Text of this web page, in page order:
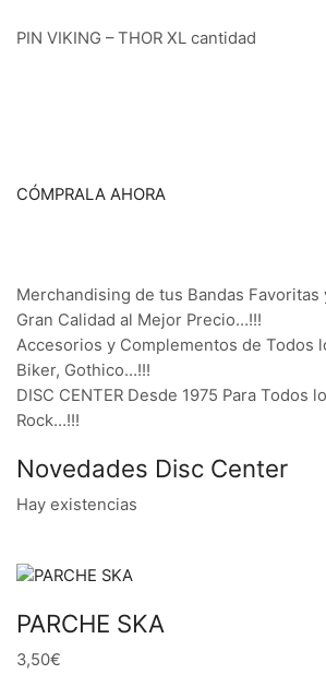
PIN VIKING – THOR XL cantidad
CÓMPRALA AHORA
Merchandising de tus Bandas Favoritas
Gran Calidad al Mejor Precio…!!!
Accesorios y Complementos de Todos
Biker, Gothico…!!!
DISC CENTER Desde 1975 Para Todos
Rock…!!!
Novedades Disc Center
Hay existencias
PARCHE SKA
3,50€